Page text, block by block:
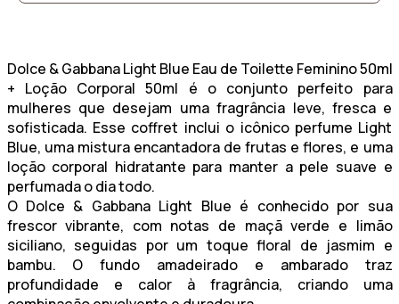
Dolce & Gabbana Light Blue Eau de Toilette Feminino 50ml
+ Loção Corporal 50ml é o conjunto perfeito para
mulheres que desejam uma fragrância leve, fresca e
sofisticada. Esse coffret inclui o icônico perfume Light
Blue, uma mistura encantadora de frutas e flores, e uma
loção corporal hidratante para manter a pele suave e
perfumada o dia todo.
O Dolce & Gabbana Light Blue é conhecido por sua
frescor vibrante, com notas de maçã verde e limão
siciliano, seguidas por um toque floral de jasmim e
bambu. O fundo amadeirado e ambarado traz
profundidade e calor à fragrância, criando uma